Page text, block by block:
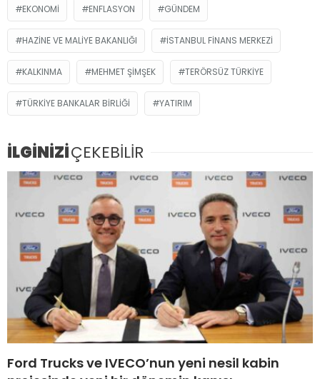
EKONOMI ENFLASYON GÜNDEM
HAZINE VE MALIYE BAKANLIĞI İSTANBUL FINANS MERKEZI
KALKINMA MEHMET ŞIMŞEK TERÖRSÜZ TÜRKIYE
TÜRKIYE BANKALAR BIRLIĞI YATIRIM
İLGİNİZİÇEKEBİLİR
Ford Trucks ve IVECO’nun yeni nesil kabin